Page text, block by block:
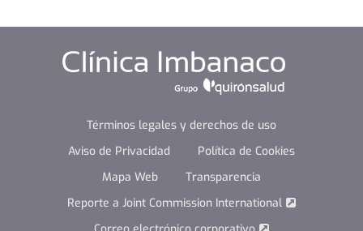
Términos legales y derechos de uso
Aviso de Privacidad
Política de Cookies
Mapa Web
Transparencia
Reporte a Joint Commission International